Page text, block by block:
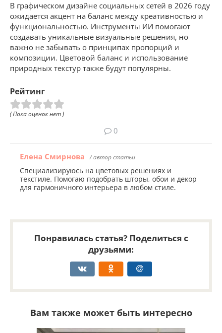
В графическом дизайне социальных сетей в 2026 году
ожидается акцент на баланс между креативностью и
функциональностью. Инструменты ИИ помогают
создавать уникальные визуальные решения, но
важно не забывать о принципах пропорций и
композиции. Цветовой баланс и использование
природных текстур также будут популярны.
Рейтинг
( Пока оценок нет )
0
Елена Смирнова / автор статьи
Специализируюсь на цветовых решениях и
текстиле. Помогаю подобрать шторы, обои и декор
для гармоничного интерьера в любом стиле.
Понравилась статья? Поделиться с
друзьями:
Вам также может быть интересно